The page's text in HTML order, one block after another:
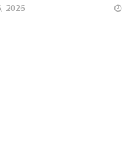
2026